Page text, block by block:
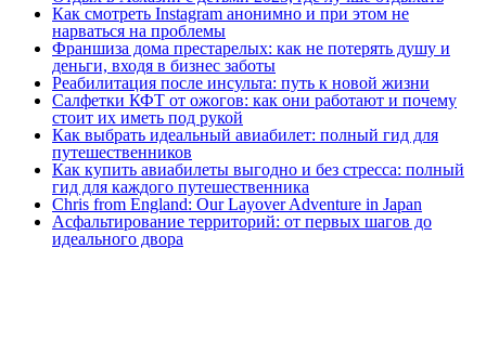
Как смотреть Instagram анонимно и при этом не
нарваться на проблемы
Франшиза дома престарелых: как не потерять душу и
деньги, входя в бизнес заботы
Реабилитация после инсульта: путь к новой жизни
Салфетки КФТ от ожогов: как они работают и почему
стоит их иметь под рукой
Как выбрать идеальный авиабилет: полный гид для
путешественников
Как купить авиабилеты выгодно и без стресса: полный
гид для каждого путешественника
Chris from England: Our Layover Adventure in Japan
Асфальтирование территорий: от первых шагов до
идеального двора